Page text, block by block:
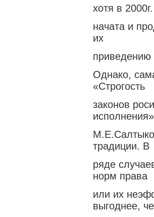
хотя в 2000г.
начата и
их
приведению
Однако,
«Строгость
законов
традиции. В
ряде
норм права
или их
выгоднее,